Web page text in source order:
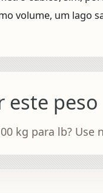
volume, um lago
este peso
kg para lb? Use